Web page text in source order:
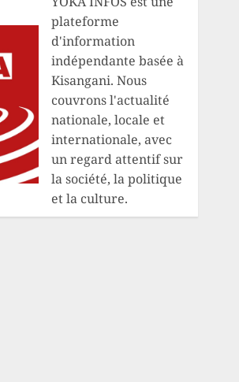
plateforme
d'information
indépendante basée à
Kisangani. Nous
couvrons l'actualité
nationale, locale et
internationale, avec
un regard attentif sur
la société, la politique
et la culture.